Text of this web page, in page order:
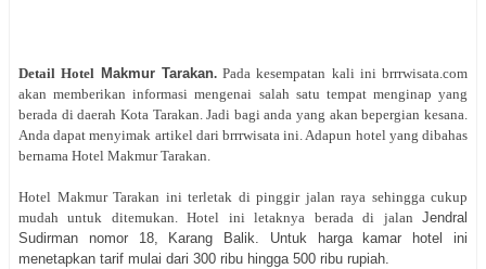
Detail Hotel Makmur Tarakan. Pada kesempatan kali ini brrrwisata.com
akan memberikan informasi mengenai salah satu tempat menginap yang
berada di daerah Kota Tarakan. Jadi bagi anda yang akan bepergian kesana.
Anda dapat menyimak artikel dari brrrwisata ini. Adapun hotel yang dibahas
bernama Hotel Makmur Tarakan.
Hotel Makmur Tarakan ini terletak di pinggir jalan raya sehingga cukup
mudah untuk ditemukan. Hotel ini letaknya berada di jalan Jendral
Sudirman nomor 18, Karang Balik. Untuk harga kamar hotel ini
menetapkan tarif mulai dari 300 ribu hingga 500 ribu rupiah.